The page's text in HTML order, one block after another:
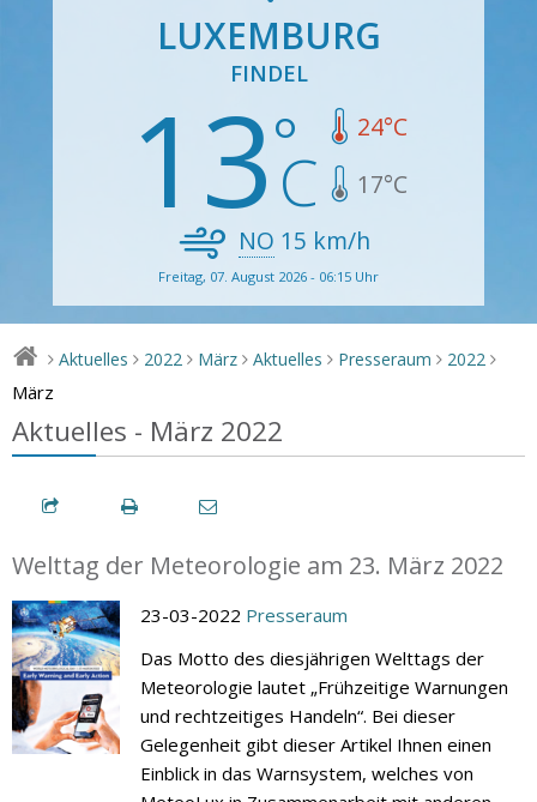
LUXEMBURG
FINDEL
13 24°C
17°C
NO 15 km/h
Freitag, 07. August 2026 - 06:15 Uhr
> Aktuelles > 2022 > März > Aktuelles > Presseraum > 2022 >
März
Aktuelles - März 2022
Welttag der Meteorologie am 23. März 2022
23-03-2022 Presseraum
Das Motto des diesjährigen Welttags der
Meteorologie lautet „Frühzeitige Warnungen
und rechtzeitiges Handeln“. Bei dieser
Gelegenheit gibt dieser Artikel Ihnen einen
Einblick in das Warnsystem, welches von